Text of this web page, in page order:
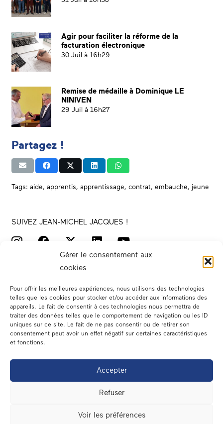
Gérer le consentement aux
cookies
Pour offrir les meilleures expériences, nous utilisons des technologies
telles que les cookies pour stocker et/ou accéder aux informations des
appareils. Le fait de consentir à ces technologies nous permettra de
traiter des données telles que le comportement de navigation ou les ID
uniques sur ce site. Le fait de ne pas consentir ou de retirer son
consentement peut avoir un effet négatif sur certaines caractéristiques
et fonctions.
Accepter
Refuser
Voir les préférences
Agir pour faciliter la réforme de la
facturation électronique
30 Juil à 16h29
Remise de médaille à Dominique LE
NINIVEN
29 Juil à 16h27
Partagez !
Tags: aide, apprentis, apprentissage, contrat, embauche, jeune
SUIVEZ JEAN-MICHEL JACQUES !
Votre député
Dans les médias
En circonscription
A l’assemblée